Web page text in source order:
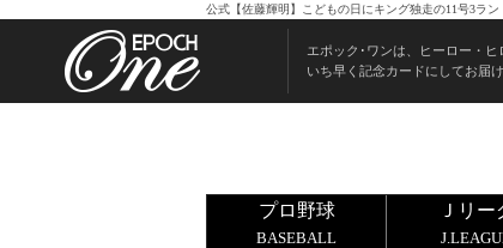
公式【佐藤輝明】こどもの日にキング独走の11号3ラ
エポック･ワンは、ヒーロー・ヒ
いち早く記念カードにしてお届
プロ野球
BASEBALL
Ｊリー